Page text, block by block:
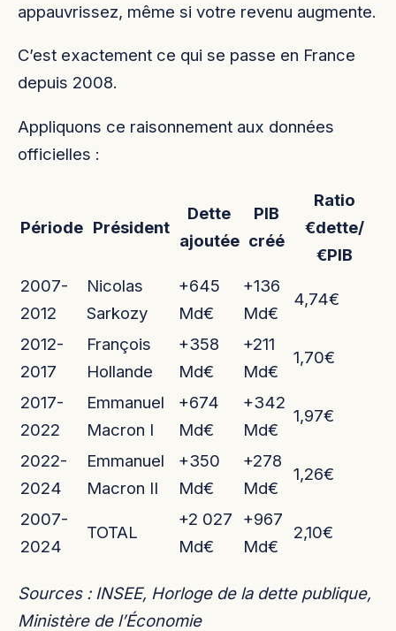
appauvrissez, même si votre revenu augmente.
C’est exactement ce qui se passe en France
depuis 2008.
Appliquons ce raisonnement aux données
officielles :
Période Président
Dette
ajoutée
PIB
créé
Ratio
€dette/
€PIB
2007-
2012
Nicolas
Sarkozy
+645
Md€
+136
Md€
4,74€
2012-
2017
François
Hollande
+358
Md€
+211
Md€
1,70€
2017-
2022
Emmanuel
Macron I
+674
Md€
+342
Md€
1,97€
2022-
2024
Emmanuel
Macron II
+350
Md€
+278
Md€
1,26€
2007-
2024
TOTAL
+2 027
Md€
+967
Md€
2,10€
Sources : INSEE, Horloge de la dette publique,
Ministère de l’Économie